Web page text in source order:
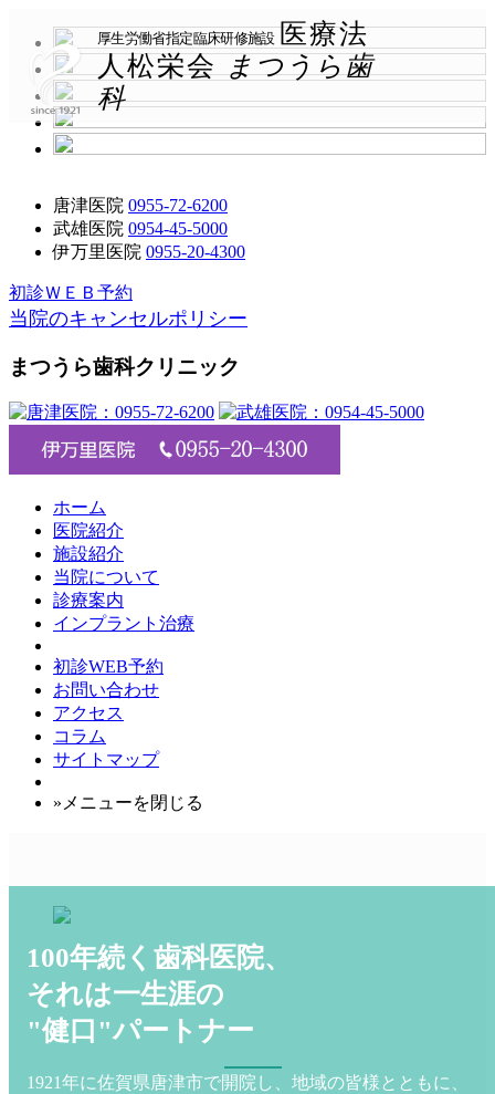
厚生労働省指定臨床研修施設 医療法
人松栄会 まつうら歯
科
唐津医院 0955-72-6200
武雄医院 0954-45-5000
伊万里医院 0955-20-4300
初診ＷＥＢ予約
当院のキャンセルポリシー
まつうら歯科クリニック
ホーム
医院紹介
院長･スタッフ紹介
唐津医院
武雄医院
伊万里医院
施設紹介
設備のご案内
ドイツ製ユニット
歯科用ＣＴ
CAD/CAMシステム
ピエゾサージェリー
オゾン水生成器
当院について
診療案内
診療のご案内
インビザライン
セラミック
歯周病治療
一般歯科
根管治療
ホワイトニング
インプラント治療
メリット・デメリット
骨造成
オールオン4
インプラントブリッジ
サイナスリフト
ガイデッドサージェリー
初診WEB予約
お問い合わせ
アクセス
コラム
サイトマップ
»メニューを閉じる
100年続く歯科医院、
それは一生涯の
"健口"パートナー
1921年に佐賀県唐津市で開院し、地域の皆様とともに、